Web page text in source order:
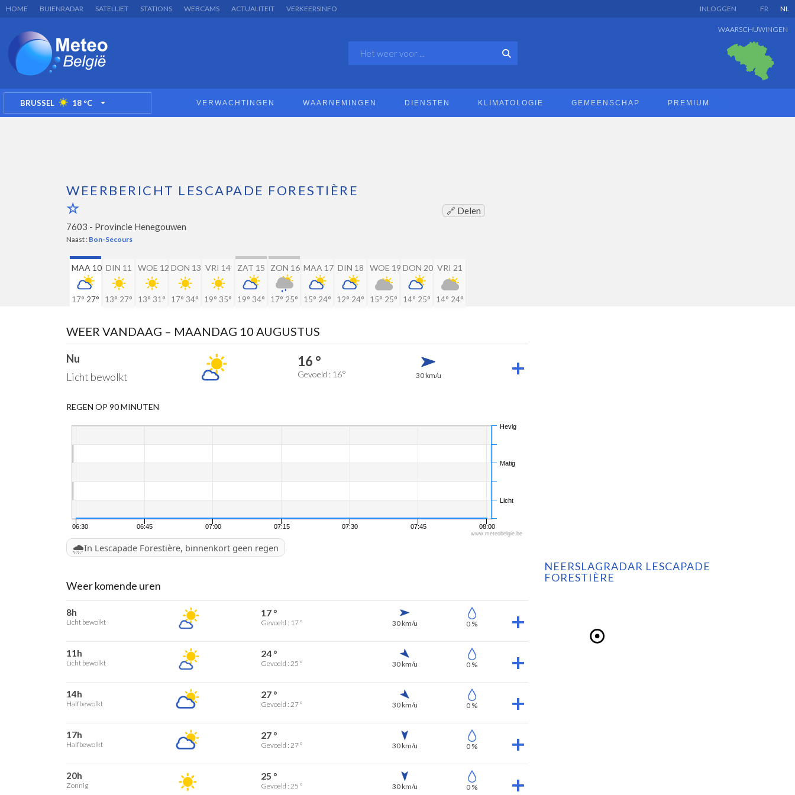
HOME BUIENRADAR SATELLIET STATIONS WEBCAMS ACTUALITEIT VERKEERSINFO FR NL
INLOGGEN
WAARSCHUWINGEN
BRUSSEL 18°C TOGGLE DROPDOWN VERWACHTINGEN WAARNEMINGEN DIENSTEN KLIMATOLOGIE GEMEENSCHAP PREMIUM
WEERBERICHT LESCAPADE FORESTIÈRE
🔗 Delen
7603 - Provincie Henegouwen
Naast : Bon-Secours
MAA 10
17° 27°
DIN 11
13° 27°
WOE 12
13° 31°
DON 13
17° 34°
VRI 14
19° 35°
ZAT 15
19° 34°
ZON 16
17° 25°
MAA 17
15° 24°
DIN 18
12° 24°
WOE 19
15° 25°
DON 20
14° 25°
VRI 21
14° 24°
WEER VANDAAG – MAANDAG 10 AUGUSTUS
Nu
Licht bewolkt
16 °
Gevoeld : 16° 30 km/u
REGEN OP 90 MINUTEN
06:30 06:45 07:00 07:15 07:30 07:45 08:00
Licht
Matig
Hevig
www.meteobelgie.be
🌧️In Lescapade Forestière, binnenkort geen regen
Weer komende uren
8h
Licht bewolkt
17 °
Gevoeld : 17 ° 30 km/u 0 %
11h
Licht bewolkt
24 °
Gevoeld : 25 ° 30 km/u 0 %
14h
Halfbewolkt
27 °
Gevoeld : 27 ° 30 km/u 0 %
17h
Halfbewolkt
27 °
Gevoeld : 27 ° 30 km/u 0 %
20h
Zonnig
25 °
Gevoeld : 25 ° 30 km/u 0 %
NEERSLAGRADAR LESCAPADE
FORESTIÈRE